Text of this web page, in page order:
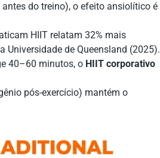
do treino), o efeito ansiolítico é
HIIT relatam 32% mais
Universidade de Queensland (2025).
40–60 minutos, o HIIT corporativo
pós-exercício) mantém o